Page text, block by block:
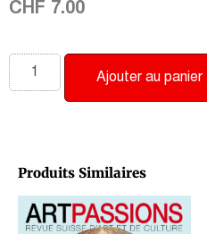
CHF 7.00
Ajouter au panier
Produits Similaires